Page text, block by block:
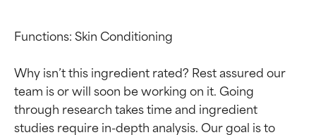
Functions: Skin Conditioning
Why isn’t this ingredient rated? Rest assured our
team is or will soon be working on it. Going
through research takes time and ingredient
studies require in-depth analysis. Our goal is to